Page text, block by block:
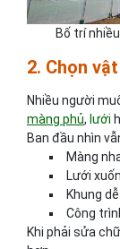
Bố trí
2. Chọn
Nhiều người
màng phủ, lưới
Ban đầu nhìn
Màng
Lưới
Khung
Công
Khi phải sửa